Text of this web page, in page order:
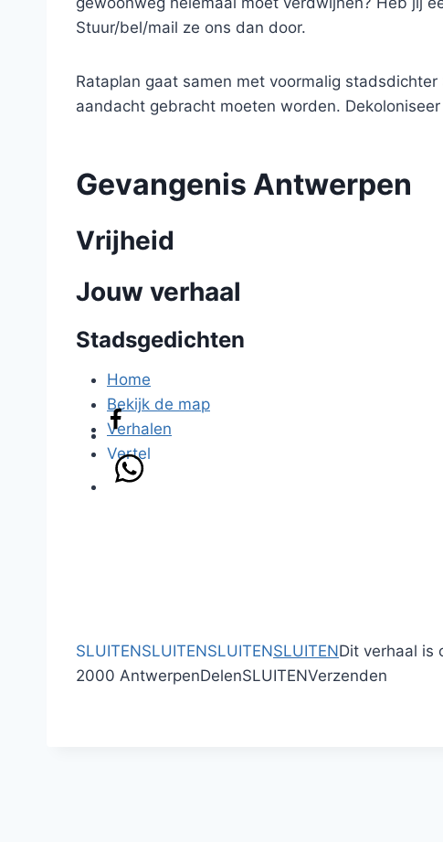
Stuur/bel/mail ze ons dan door.
Rataplan gaat samen met voormalig
aandacht gebracht moeten worden.
Gevangenis Antwerpen
Vrijheid
Jouw verhaal
Stadsgedichten
Home
Bekijk de map
Verhalen
Vertel
SLUITENSLUITENSLUITENSLUITENDit verhaal is
2000 AntwerpenDelenSLUITENVerzenden